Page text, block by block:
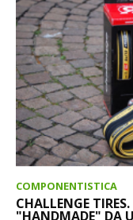
COMPONENTISTICA
CHALLENGE
"HANDMADE" DA